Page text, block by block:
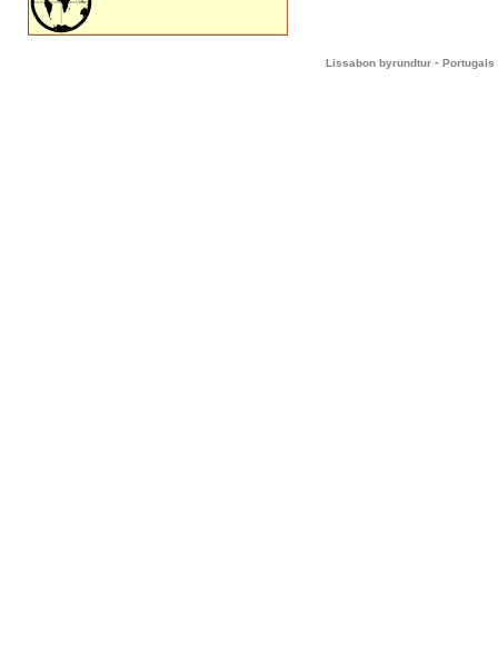
Lissabon byrundtur - Portugals